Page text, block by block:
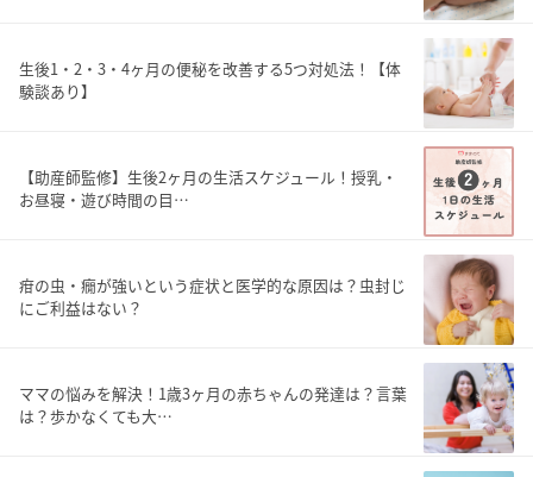
生後1・2・3・4ヶ月の便秘を改善する5つ対処法！【体
験談あり】
【助産師監修】生後2ヶ月の生活スケジュール！授乳・
お昼寝・遊び時間の目…
疳の虫・癇が強いという症状と医学的な原因は？虫封じ
にご利益はない？
ママの悩みを解決！1歳3ヶ月の赤ちゃんの発達は？言葉
は？歩かなくても大…